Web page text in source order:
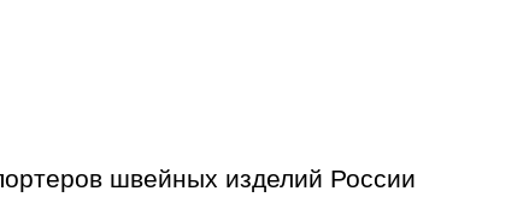
швейных изделий России